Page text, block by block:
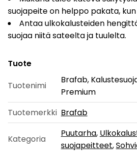
suojapeite on helppo pakata,
Antaa ulkokalusteiden
suojaa niitä sateelta ja tuulelta.
Tuote
Tuotenimi
Brafab,
Premium
Tuotemerkki Brafab
Kategoria
Puutarha,
suojapeitteet,